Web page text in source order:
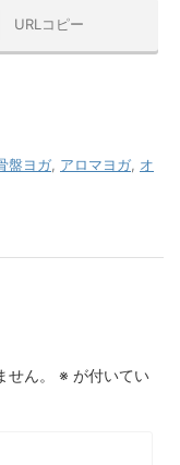
URLコピー
盤ヨガ, アロマヨガ, オ
ん。 ※ が付いてい